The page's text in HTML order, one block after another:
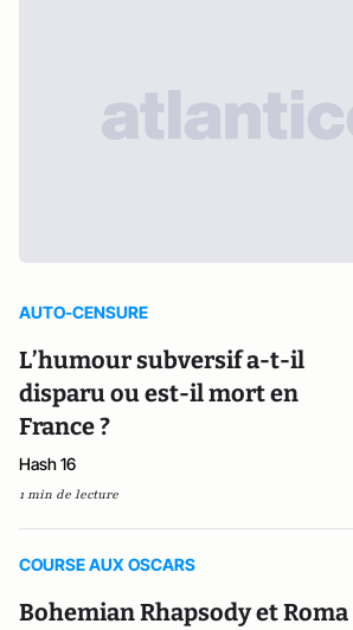
AUTO-CENSURE
L’humour subversif a-t-il
disparu ou est-il mort en
France ?
Hash 16
1 min de lecture
COURSE AUX OSCARS
Bohemian Rhapsody et Roma